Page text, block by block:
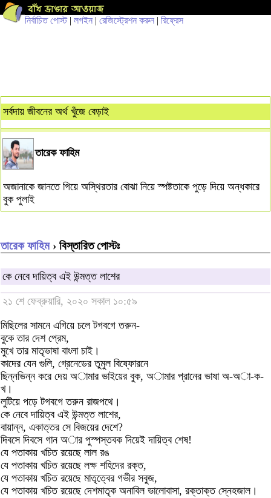
নির্বাচিত পোস্ট| লগইন | রেজিস্ট্রেশন করুন | রিফ্রেস
সর্বদায় জীবনের অর্থ খুঁজে বেড়াই
তারেক ফাহিম
অজানাকে জানতে গিয়ে অস্থিরতার বোঝা নিয়ে স্পষ্টতাকে পুড়ে দিয়ে অন্ধকারে
বুক পুলাই
তারেক ফাহিম› বিস্তারিত পোস্টঃ
কে নেবে দায়িত্ব এই উন্মত্ত লাশের
২১ শে ফেব্রুয়ারি, ২০২০ সকাল ১০:৫৯
মিছিলের সামনে এগিয়ে চলে টগবগে তরুন-
বুকে তার দেশ প্রেম,
মুখে তার মাতৃভাষা বাংলা চাই।
কাদের যেন গুলি, গ্রেনেডের তুমুল বিষ্ফোরনে
ছিন্নভিন্ন করে দেয় অামার ভাইয়ের বুক, অামার প্রানের ভাষা অ-অা-ক-
খ।
লুটিয়ে পড়ে টগবগে তরুন রাজপথে।
কে নেবে দায়িত্ব এই উন্মত্ত লাশের,
বায়ান্ন, একাত্তর সে বিজয়ের দেশে?
দিবসে দিবসে গান অার পুস্পস্তবক দিয়েই দায়িত্ব শেষ!
যে পতাকায় খচিত রয়েছে লাল রঙ
যে পতাকায় খচিত রয়েছে লক্ষ শহিদের রক্ত,
যে পতাকায় খচিত রয়েছে মাতৃত্বের গভীর সবুজ,
যে পতাকায় খচিত রয়েছে দেশমাতৃক অনাবিল ভালোবাসা, রক্তাক্ত স্নেহজাল।